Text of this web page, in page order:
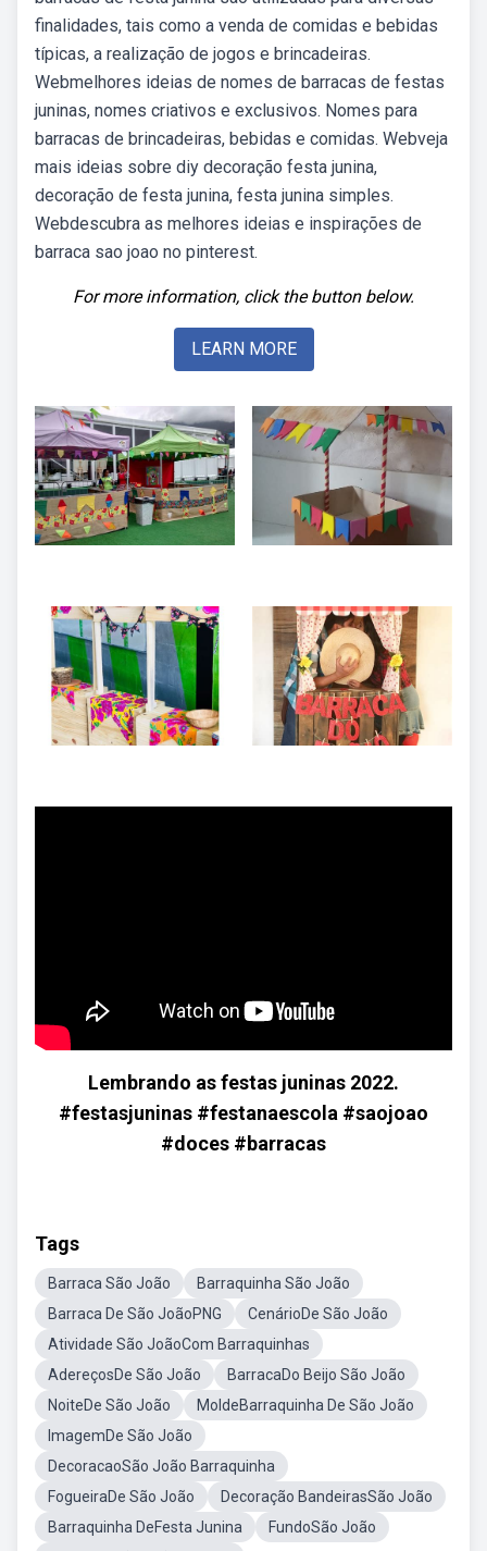
finalidades, tais como a venda de comidas e bebidas
típicas, a realização de jogos e brincadeiras.
Webmelhores ideias de nomes de barracas de festas
juninas, nomes criativos e exclusivos. Nomes para
barracas de brincadeiras, bebidas e comidas. Webveja
mais ideias sobre diy decoração festa junina,
decoração de festa junina, festa junina simples.
Webdescubra as melhores ideias e inspirações de
barraca sao joao no pinterest.
For more information, click the button below.
LEARN MORE
Lembrando as festas juninas 2022.
#festasjuninas #festanaescola #saojoao
#doces #barracas
Tags
Barraca São João
Barraquinha São João
Barraca De São JoãoPNG
CenárioDe São João
Atividade São JoãoCom Barraquinhas
AdereçosDe São João
BarracaDo Beijo São João
NoiteDe São João
MoldeBarraquinha De São João
ImagemDe São João
DecoracaoSão João Barraquinha
FogueiraDe São João
Decoração BandeirasSão João
Barraquinha DeFesta Junina
FundoSão João